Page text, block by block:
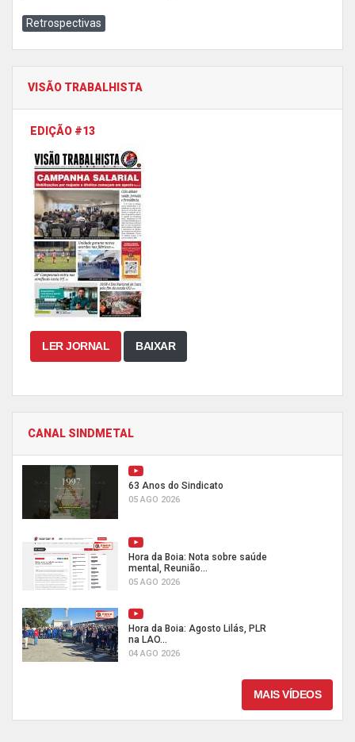
Retrospectivas
VISÃO TRABALHISTA
EDIÇÃO #13
LER JORNAL BAIXAR
CANAL SINDMETAL
63 Anos do Sindicato
05 AGO 2026
Hora da Boia: Nota sobre saúde
mental, Reunião...
05 AGO 2026
Hora da Boia: Agosto Lilás, PLR
na LAO...
04 AGO 2026
MAIS VÍDEOS